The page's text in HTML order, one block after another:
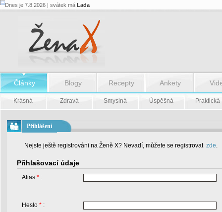
Dnes je 7.8.2026 | svátek má Lada
Články Blogy Recepty Ankety
Krásná Zdravá Smyslná Úspěšná Praktická
Přihlášení
Nejste ještě registrováni na Ženě X? Nevadí, můžete se registrovat zde.
Přihlašovací údaje
Alias * :
Heslo * :